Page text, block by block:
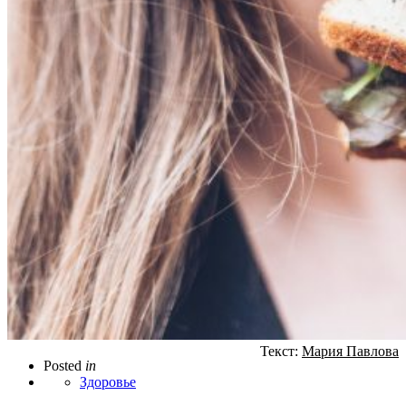
Posted in
Здоровье
Текст: Мария Павлова